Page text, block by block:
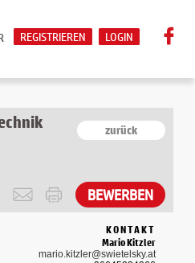
LOGIN
REGISTRIEREN
zurück
KONTAKT
Mario Kitzler
mario.kitzler@swietelsky.at